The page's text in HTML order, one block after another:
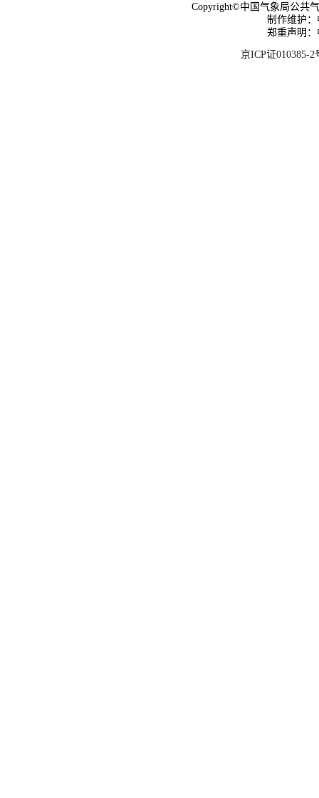
Copyright©中国气象局公共
制作维护
郑重声明
京ICP证010385-2